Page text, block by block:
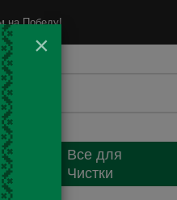
на Победу!
Все для
Чистки
×